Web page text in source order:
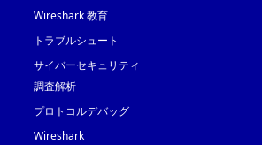
Wireshark 教育
トラブルシュート
サイバーセキュリティ
調査解析
プロトコルデバッグ
Wireshark